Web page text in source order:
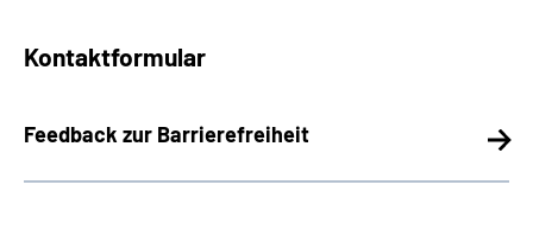
Kontaktformular
Feedback zur Barrierefreiheit